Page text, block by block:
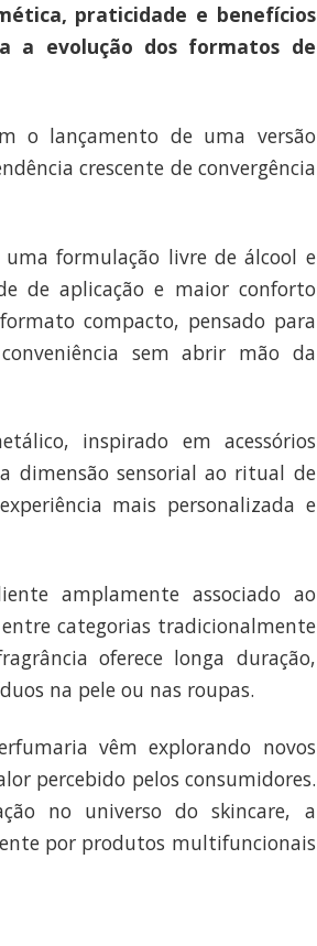
praticidade e benefícios
a evolução dos formatos de
o lançamento de uma versão
crescente de convergência
formulação livre de álcool e
de aplicação e maior conforto
compacto, pensado para
sem abrir mão da
inspirado em acessórios
dimensão sensorial ao ritual de
mais personalizada e
amplamente associado ao
categorias tradicionalmente
oferece longa duração,
na pele ou nas roupas.
vêm explorando novos
percebido pelos consumidores.
no universo do skincare, a
por produtos multifuncionais